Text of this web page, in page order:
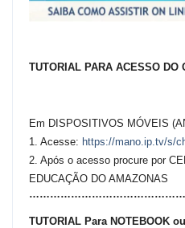
TUTORIAL PARA ACESSO DO
Em DISPOSITIVOS MÓVEIS
1. Acesse: https://mano.ip.tv/s/
2. Após o acesso procure por
EDUCAÇÃO DO AMAZONAS
TUTORIAL Para NOTEBOOK